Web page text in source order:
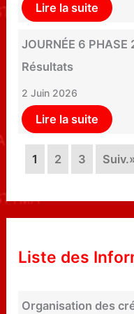
Lire la suite
JOURNÉE 6
Résultats
2 Juin 2026
Lire la suite
1 2 3
Liste des
Organisation des